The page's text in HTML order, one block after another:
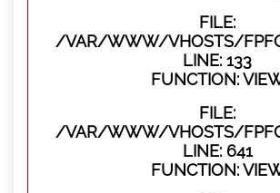
FILE:
/VAR/WWW/VHOSTS/
LINE: 133
FUNCTION:
FILE:
/VAR/WWW/VHOSTS/
LINE: 641
FUNCTION: